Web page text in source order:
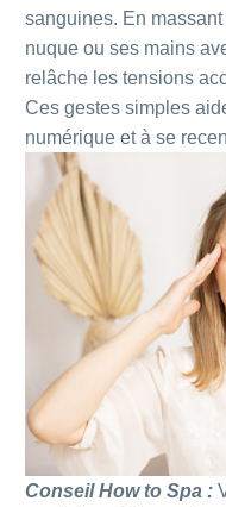
sanguines. En
nuque ou ses mains
relâche les tensions
Ces gestes simples
numérique et à se
Conseil How to Spa :